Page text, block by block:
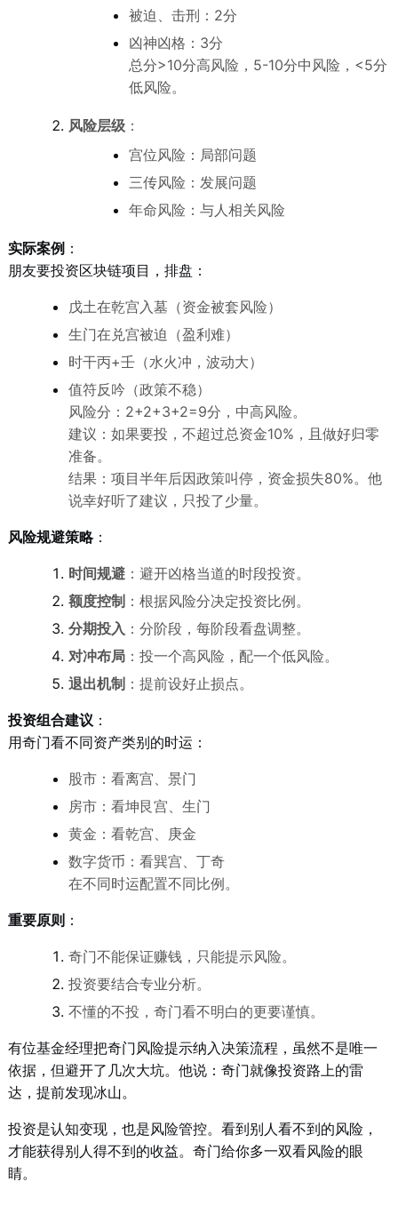
被迫、击刑：2分
凶神凶格：3分
总分>10分高风险，5-10分中风险，<5分
低风险。
风险层级：
宫位风险：局部问题
三传风险：发展问题
年命风险：与人相关风险
实际案例 ：
朋友要投资区块链项目，排盘：
戊土在乾宫入墓（资金被套风险）
生门在兑宫被迫（盈利难）
时干丙+壬（水火冲，波动大）
值符反吟（政策不稳）
风险分：2+2+3+2=9分，中高风险。
建议：如果要投，不超过总资金10%，且做好归零
准备。
结果：项目半年后因政策叫停，资金损失80%。他
说幸好听了建议，只投了少量。
风险规避策略：
时间规避：避开凶格当道的时段投资。
额度控制 ：根据风险分决定投资比例。
分期投入 ：分阶段，每阶段看盘调整。
对冲布局：投一个高风险，配一个低风险。
退出机制 ：提前设好止损点。
投资组合建议 ：
用奇门看不同资产类别的时运：
股市：看离宫、景门
房市：看坤艮宫、生门
黄金：看乾宫、庚金
数字货币：看巽宫、丁奇
在不同时运配置不同比例。
重要原则 ：
奇门不能保证赚钱，只能提示风险。
投资要结合专业分析。
不懂的不投，奇门看不明白的更要谨慎。
有位基金经理把奇门风险提示纳入决策流程，虽然不是唯一
依据，但避开了几次大坑。他说：奇门就像投资路上的雷
达，提前发现冰山。
投资是认知变现，也是风险管控。看到别人看不到的风险，
才能获得别人得不到的收益。奇门给你多一双看风险的眼
睛。